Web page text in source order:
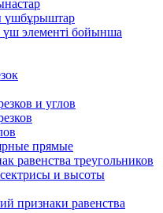
үшбұрыштар
элементі бойынша
и углов
прямые
равенства треугольников
и высоты
признаки равенства